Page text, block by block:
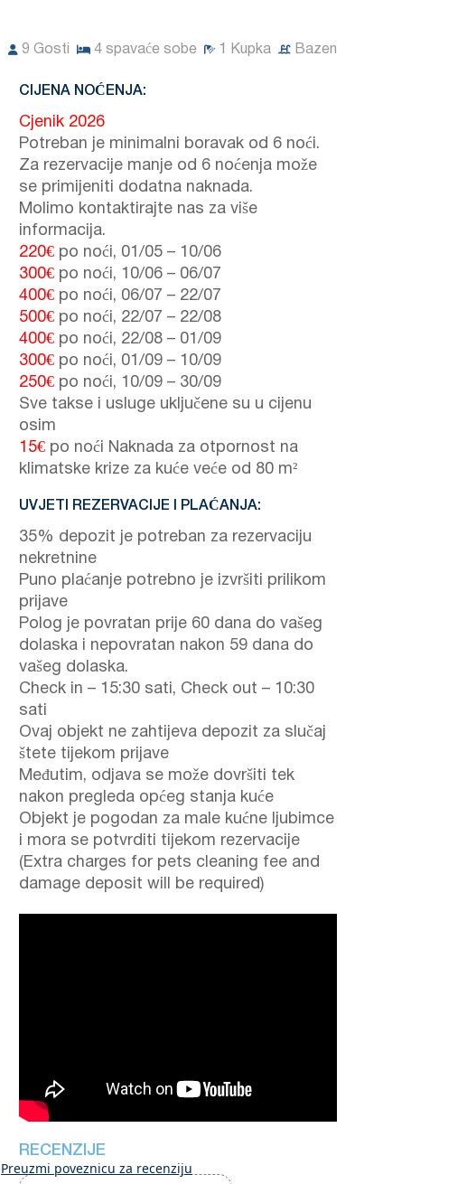
9 Gosti 4 spavaće sobe 1 Kupka Bazen
CIJENA NOĆENJA:
Cjenik 2026
Potreban je minimalni boravak od 6 noći.
Za rezervacije manje od 6 noćenja može
se primijeniti dodatna naknada.
Molimo kontaktirajte nas za više
informacija.
220€ po noći, 01/05 – 10/06
300€ po noći, 10/06 – 06/07
400€ po noći, 06/07 – 22/07
500€ po noći, 22/07 – 22/08
400€ po noći, 22/08 – 01/09
300€ po noći, 01/09 – 10/09
250€ po noći, 10/09 – 30/09
Sve takse i usluge uključene su u cijenu
osim
15€ po noći Naknada za otpornost na
klimatske krize za kuće veće od 80 m²
UVJETI REZERVACIJE I PLAĆANJA:
35% depozit je potreban za rezervaciju
nekretnine
Puno plaćanje potrebno je izvršiti prilikom
prijave
Polog je povratan prije 60 dana do vašeg
dolaska i nepovratan nakon 59 dana do
vašeg dolaska.
Check in – 15:30 sati, Check out – 10:30
sati
Ovaj objekt ne zahtijeva depozit za slučaj
štete tijekom prijave
Međutim, odjava se može dovršiti tek
nakon pregleda općeg stanja kuće
Objekt je pogodan za male kućne ljubimce
i mora se potvrditi tijekom rezervacije
(Extra charges for pets cleaning fee and
damage deposit will be required)
RECENZIJE
Preuzmi poveznicu za recenziju